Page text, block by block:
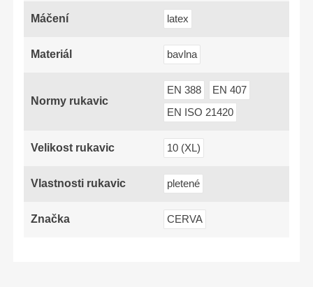
Máčení latex
Materiál bavlna
Normy rukavic
EN 388
EN 407
EN ISO 21420
Velikost rukavic 10 (XL)
Vlastnosti rukavic pletené
Značka CERVA